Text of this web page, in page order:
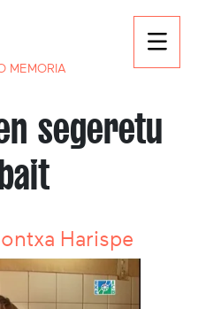
MEMORIA
segeretu
Harispe